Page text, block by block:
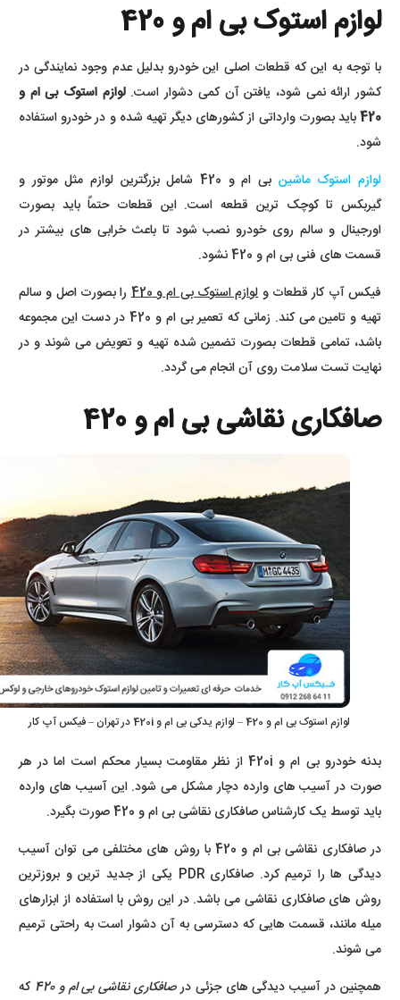
لوازم استوک بی ام و 420
با توجه به این که قطعات اصلی این خودرو بدلیل عدم وجود نمایندگی در
کشور ارائه نمی شود، یافتن آن کمی دشوار است.لوازم استوک بی ام و
420باید بصورت وارداتی از کشورهای دیگر تهیه شده و در خودرو استفاده
شود.
لوازم استوک ماشین
بی ام و 420 شامل بزرگترین لوازم مثل موتور و
گیربکس تا کوچک ترین قطعه است. این قطعات حتماً باید بصورت
اورجینال و سالم روی خودرو نصب شود تا باعث خرابی های بیشتر در
قسمت های فنی بی ام و 420 نشود.
فیکس آپ کار قطعات ولوازم استوک بی ام و 420
را بصورت اصل و سالم
تهیه و تامین می کند. زمانی که تعمیر بی ام و 420 در دست این مجموعه
باشد، تمامی قطعات بصورت تضمین شده تهیه و تعویض می شوند و در
نهایت تست سلامت روی آن انجام می گردد.
صافکاری نقاشی بی ام و 420
لوازم استوک بی ام و 420 – لوازم یدکی بی ام و 420i در تهران – فیکس آپ کار
بدنه خودرو بی ام و 420i از نظر مقاومت بسیار محکم است اما در هر
صورت در آسیب های وارده دچار مشکل می شود. این آسیب های وارده
باید توسط یک کارشناس صافکاری نقاشی بی ام و 420 صورت بگیرد.
در صافکاری نقاشی بی ام و 420 با روش های مختلفی می توان آسیب
دیدگی ها را ترمیم کرد. صافکاری PDR یکی از جدید ترین و بروزترین
روش های صافکاری نقاشی می باشد. در این روش با استفاده از ابزارهای
میله مانند، قسمت هایی که دسترسی به آن دشوار است به راحتی ترمیم
می شوند.
همچنین در آسیب دیدگی های جزئی درصافکاری نقاشی بی ام و 420
که